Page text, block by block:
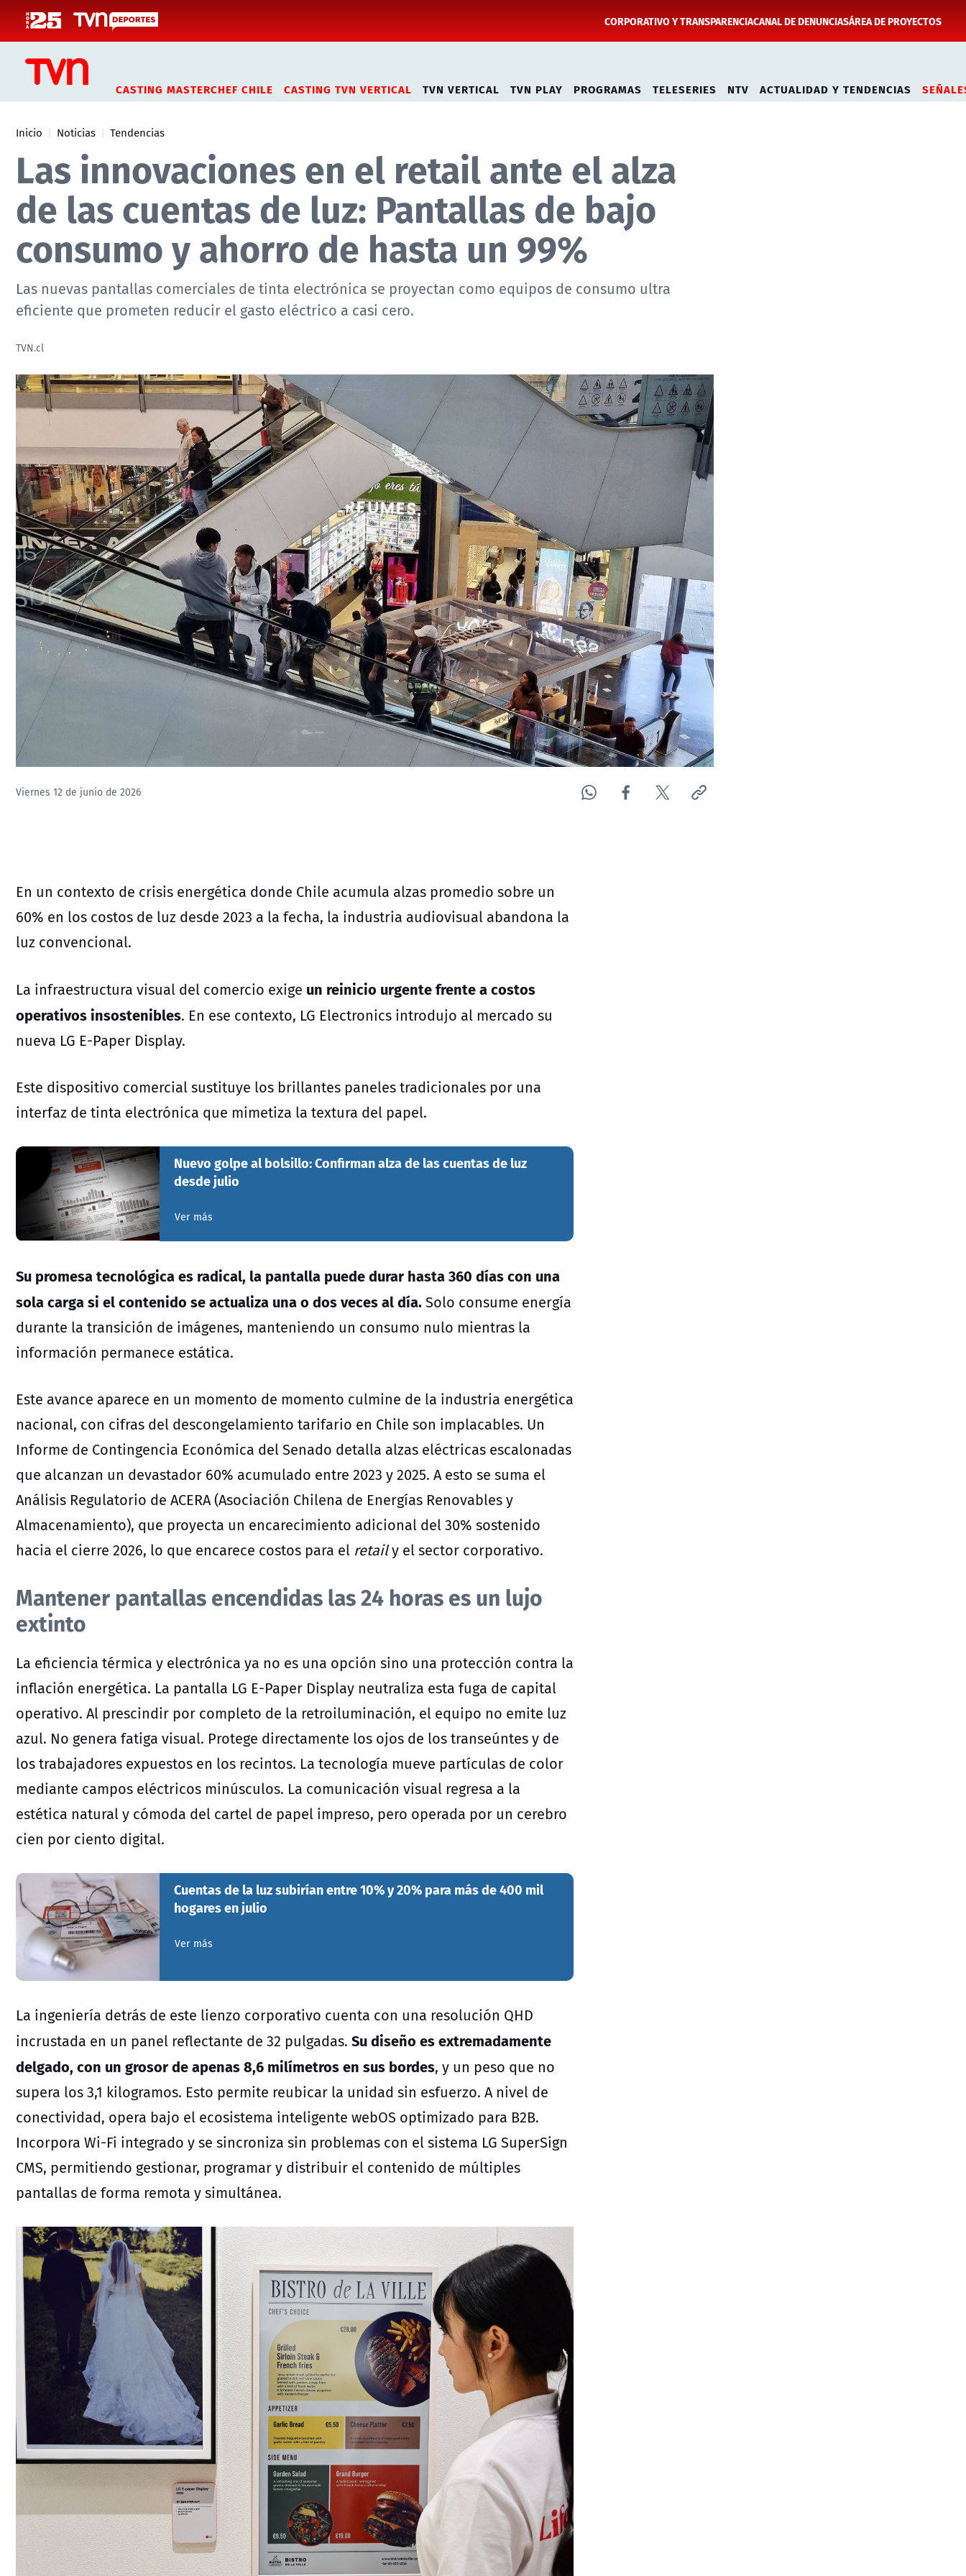
CORPORATIVO Y TRANSPARENCIACANAL DE DENUNCIASÁREA DE PROYECTOS
CASTING MASTERCHEF CHILE CASTING TVN VERTICAL TVN VERTICAL TVN PLAY PROGRAMAS TELESERIES NTV ACTUALIDAD Y TENDENCIAS
Inicio Noticias Tendencias
Las innovaciones en el retail ante el alza
de las cuentas de luz: Pantallas de bajo
consumo y ahorro de hasta un 99%
Las nuevas pantallas comerciales de tinta electrónica se proyectan como equipos de consumo ultra
eficiente que prometen reducir el gasto eléctrico a casi cero.
TVN.cl
Viernes 12 de junio de 2026
En un contexto de crisis energética donde Chile acumula alzas promedio sobre un
60% en los costos de luz desde 2023 a la fecha, la industria audiovisual abandona la
luz convencional.
La infraestructura visual del comercio exige un reinicio urgente frente a costos
operativos insostenibles. En ese contexto, LG Electronics introdujo al mercado su
nueva LG E-Paper Display.
Este dispositivo comercial sustituye los brillantes paneles tradicionales por una
interfaz de tinta electrónica que mimetiza la textura del papel.
Nuevo golpe al bolsillo: Confirman alza de las cuentas de luz
desde julio
Ver más
Su promesa tecnológica es radical, la pantalla puede durar hasta 360 días con una
sola carga si el contenido se actualiza una o dos veces al día.Solo consume energía
durante la transición de imágenes, manteniendo un consumo nulo mientras la
información permanece estática.
Este avance aparece en un momento de momento culmine de la industria energética
nacional, con cifras del descongelamiento tarifario en Chile son implacables. Un
Informe de Contingencia Económica del Senado detalla alzas eléctricas escalonadas
que alcanzan un devastador 60% acumulado entre 2023 y 2025. A esto se suma el
Análisis Regulatorio de ACERA (Asociación Chilena de Energías Renovables y
Almacenamiento), que proyecta un encarecimiento adicional del 30% sostenido
hacia el cierre 2026, lo que encarece costos para el retaily el sector corporativo.
Mantener pantallas encendidas las 24 horas es un lujo
extinto
La eficiencia térmica y electrónica ya no es una opción sino una protección contra la
inflación energética. La pantalla LG E-Paper Display neutraliza esta fuga de capital
operativo. Al prescindir por completo de la retroiluminación, el equipo no emite luz
azul. No genera fatiga visual. Protege directamente los ojos de los transeúntes y de
los trabajadores expuestos en los recintos. La tecnología mueve partículas de color
mediante campos eléctricos minúsculos. La comunicación visual regresa a la
estética natural y cómoda del cartel de papel impreso, pero operada por un cerebro
cien por ciento digital.
Cuentas de la luz subirían entre 10% y 20% para más de 400 mil
hogares en julio
Ver más
La ingeniería detrás de este lienzo corporativo cuenta con una resolución QHD
incrustada en un panel reflectante de 32 pulgadas. Su diseño es extremadamente
delgado, con un grosor de apenas 8,6 milímetros en sus bordes, y un peso que no
supera los 3,1 kilogramos. Esto permite reubicar la unidad sin esfuerzo. A nivel de
conectividad, opera bajo el ecosistema inteligente webOS optimizado para B2B.
Incorpora Wi-Fi integrado y se sincroniza sin problemas con el sistema LG SuperSign
CMS, permitiendo gestionar, programar y distribuir el contenido de múltiples
pantallas de forma remota y simultánea.